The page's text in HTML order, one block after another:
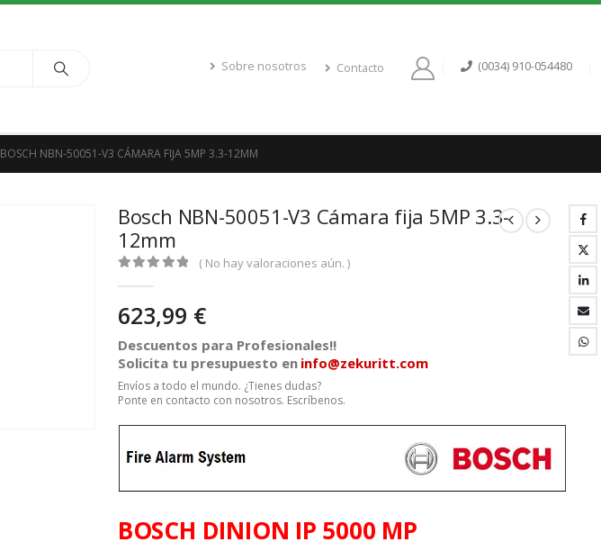
Sobre nosotros Contacto (0034) 910-054480
BOSCH NBN-50051-V3 CÁMARA FIJA 5MP 3.3-12MM
Bosch NBN-50051-V3 Cámara fija 5MP 3.3-
12mm
( No hay valoraciones aún. )
623,99 €
Descuentos para Profesionales!!
Solicita tu presupuesto en info@zekuritt.com
Envíos a todo el mundo. ¿Tienes dudas?
Ponte en contacto con nosotros. Escríbenos.
BOSCH DINION IP 5000 MP